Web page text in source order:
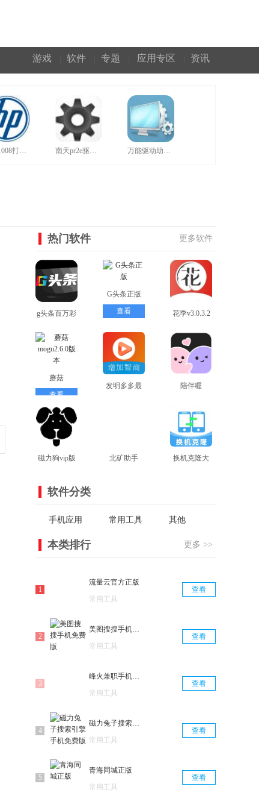
游戏 软件 专题 应用专区 资讯
惠普1008打印机驱动官网版 南天pr2e驱动官方版 万能驱动助理正规绿色版
热门软件 更多软件
g头条百万彩
G头条正版
查看
花季v3.0.3.2
蘑菇
mogu2.6.0版
本
查看
发明多多最
陪伴喔
磁力狗vip版
北矿助手
换机克隆大
软件分类
手机应用 常用工具 其他
本类排行 更多 >>
流量云官方正版
常用工具
查看
美图搜搜手机免费版
常用工具
查看
峰火兼职手机正版
常用工具
查看
磁力兔子搜索引擎手机免费版
常用工具
查看
青海同城正版
常用工具
查看